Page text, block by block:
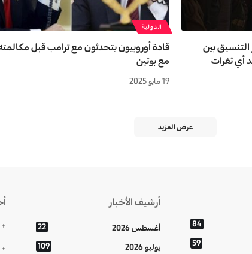
التنسيق بين
أي ثغرات
الدولية
قادة أوروبيون يتحدثون مع ترامب قبل
مع بوتين
19 مايو 2025
عرض المزيد
84
59
أرشيف الأخبار
أغسطس 2026 22
يوليو 2026 109